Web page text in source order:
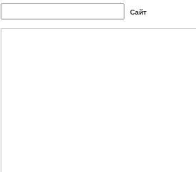
Сайт